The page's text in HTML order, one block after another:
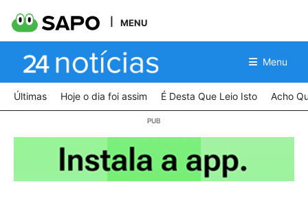
MENU
Menu
Últimas Hoje o dia foi assim É Desta Que Leio Isto Acho